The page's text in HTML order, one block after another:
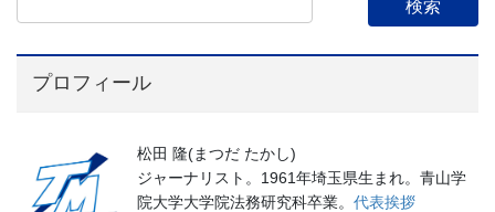
プロフィール
松田 隆(まつだ たかし)
ジャーナリスト。1961年埼玉県生まれ。青山学
院大学大学院法務研究科卒業。 代表挨拶